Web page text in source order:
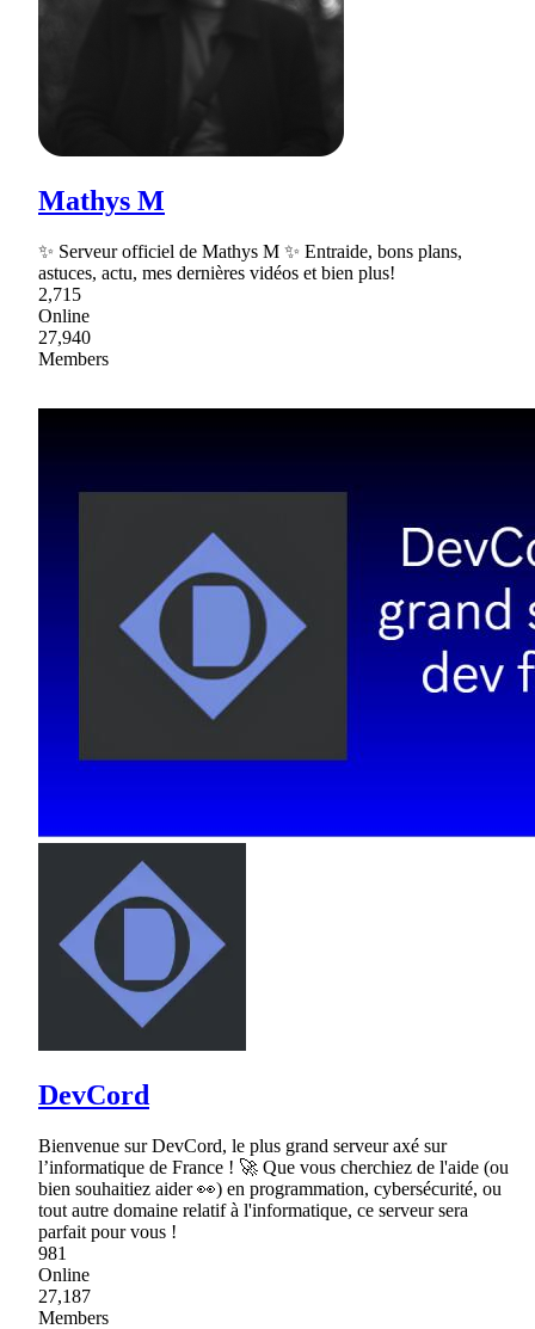
Mathys M
✨ Serveur officiel de Mathys M ✨ Entraide, bons plans,
astuces, actu, mes dernières vidéos et bien plus!
2,715
Online
27,940
Members
DevCord
Bienvenue sur DevCord, le plus grand serveur axé sur
l’informatique de France ! 🚀 Que vous cherchiez de l'aide (ou
bien souhaitiez aider 👀) en programmation, cybersécurité, ou
tout autre domaine relatif à l'informatique, ce serveur sera
parfait pour vous !
981
Online
27,187
Members